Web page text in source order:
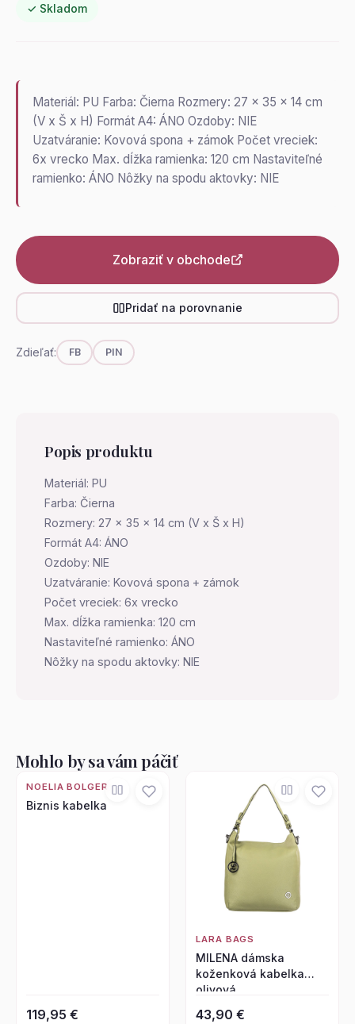
✓ Skladom
Materiál: PU Farba: Čierna Rozmery: 27 x 35 x 14 cm
(V x Š x H) Formát A4: ÁNO Ozdoby: NIE
Uzatváranie: Kovová spona + zámok Počet vreciek:
6x vrecko Max. dĺžka ramienka: 120 cm Nastaviteľné
ramienko: ÁNO Nôžky na spodu aktovky: NIE
Zobraziť v obchode
Pridať na porovnanie
Zdieľať: FB PIN
Popis produktu
Materiál: PU
Farba: Čierna
Rozmery: 27 x 35 x 14 cm (V x Š x H)
Formát A4: ÁNO
Ozdoby: NIE
Uzatváranie: Kovová spona + zámok
Počet vreciek: 6x vrecko
Max. dĺžka ramienka: 120 cm
Nastaviteľné ramienko: ÁNO
Nôžky na spodu aktovky: NIE
Mohlo by sa vám páčiť
NOELIA BOLGER
Biznis kabelka
119,95 €
LARA BAGS
MILENA dámska
koženková kabelka
olivová
43,90 €